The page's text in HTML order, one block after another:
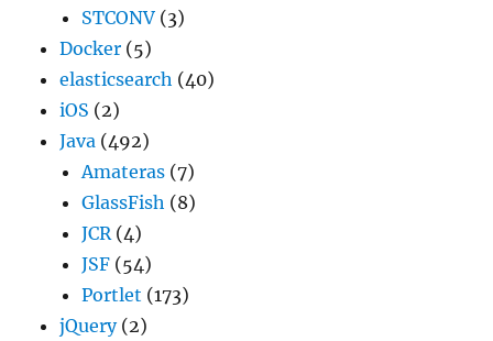
STCONV (3)
Docker (5)
elasticsearch (40)
iOS (2)
Java (492)
Amateras (7)
GlassFish (8)
JCR(4)
JSF (54)
Portlet (173)
jQuery(2)